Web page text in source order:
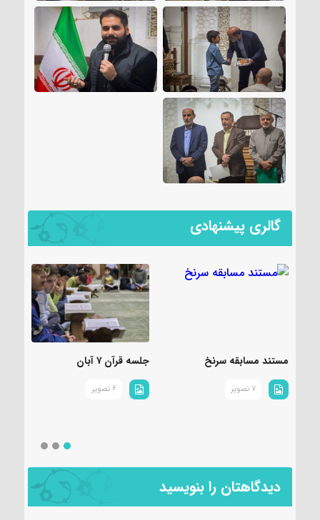
گالری پیشنهادی
مستند مسابقه سرنخ
7 تصویر
جلسه قرآن ۷ آبان
6 تصویر
دیدگاهتان را بنویسید